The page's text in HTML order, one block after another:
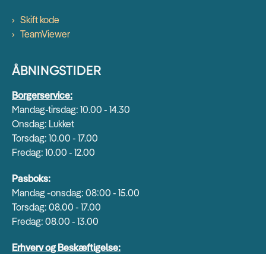
Skift kode
TeamViewer
ÅBNINGSTIDER
Borgerservice:
Mandag-tirsdag: 10.00 - 14.30
Onsdag: Lukket
Torsdag: 10.00 - 17.00
Fredag: 10.00 - 12.00
Pasboks:
Mandag -onsdag: 08:00 - 15.00
Torsdag: 08.00 - 17.00
Fredag: 08.00 - 13.00
Erhverv og Beskæftigelse: